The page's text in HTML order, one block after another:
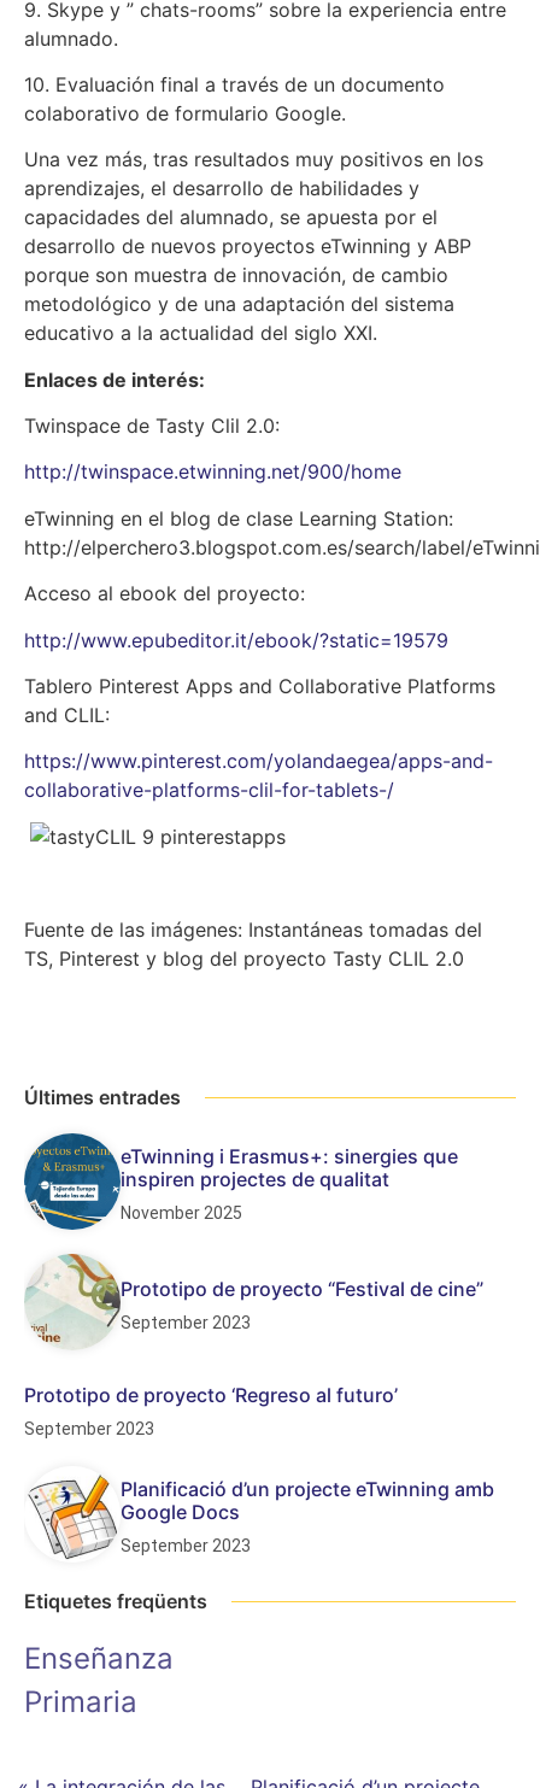
9. Skype y ” chats-rooms” sobre la experiencia entre
alumnado.
10. Evaluación final a través de un documento
colaborativo de formulario Google.
Una vez más, tras resultados muy positivos en los
aprendizajes, el desarrollo de habilidades y
capacidades del alumnado, se apuesta por el
desarrollo de nuevos proyectos eTwinning y ABP
porque son muestra de innovación, de cambio
metodológico y de una adaptación del sistema
educativo a la actualidad del siglo XXI.
Enlaces de interés:
Twinspace de Tasty Clil 2.0:
http://twinspace.etwinning.net/900/home
eTwinning en el blog de clase Learning Station:
http://elperchero3.blogspot.com.es/search/label/
Acceso al ebook del proyecto:
http://www.epubeditor.it/ebook/?static=19579
Tablero Pinterest Apps and Collaborative Platforms
and CLIL:
https://www.pinterest.com/yolandaegea/apps-and-
collaborative-platforms-clil-for-tablets-/
Fuente de las imágenes: Instantáneas tomadas del
TS, Pinterest y blog del proyecto Tasty CLIL 2.0
Últimes entrades
eTwinning i Erasmus+: sinergies que
inspiren projectes de qualitat
November 2025
Prototipo de proyecto “Festival de cine”
September 2023
Prototipo de proyecto ‘Regreso al futuro’
September 2023
Planificació d’un projecte eTwinning amb
Google Docs
September 2023
Etiquetes freqüents
Enseñanza
Primaria